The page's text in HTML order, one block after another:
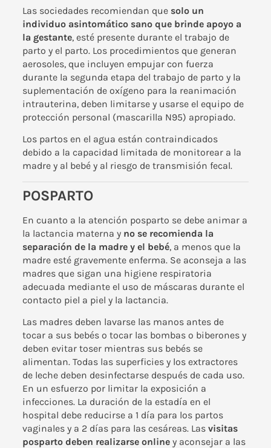
Las sociedades recomiendan que solo un
individuo asintomático sano que brinde apoyo a
la gestante, esté presente durante el trabajo de
parto y el parto. Los procedimientos que generan
aerosoles, que incluyen empujar con fuerza
durante la segunda etapa del trabajo de parto y la
suplementación de oxígeno para la reanimación
intrauterina, deben limitarse y usarse el equipo de
protección personal (mascarilla N95) apropiado.
Los partos en el agua están contraindicados
debido a la capacidad limitada de monitorear a la
madre y al bebé y al riesgo de transmisión fecal.
POSPARTO
En cuanto a la atención posparto se debe animar a
la lactancia materna y no se recomienda la
separación de la madre y el bebé, a menos que la
madre esté gravemente enferma. Se aconseja a las
madres que sigan una higiene respiratoria
adecuada mediante el uso de máscaras durante el
contacto piel a piel y la lactancia.
Las madres deben lavarse las manos antes de
tocar a sus bebés o tocar las bombas o biberones y
deben evitar toser mientras sus bebés se
alimentan. Todas las superficies y los extractores
de leche deben desinfectarse después de cada uso.
En un esfuerzo por limitar la exposición a
infecciones. La duración de la estadía en el
hospital debe reducirse a 1 día para los partos
vaginales y a 2 días para las cesáreas. Las visitas
posparto deben realizarse onliney aconsejar a las